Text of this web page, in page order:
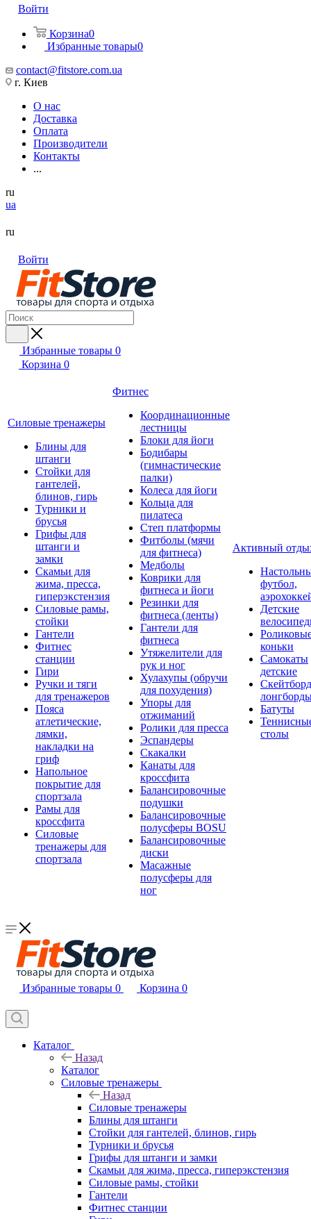
Войти
Корзина0
Избранные товары0
contact@fitstore.com.ua
г. Киев
О нас
Доставка
Оплата
Производители
Контакты
...
ru
ua
ru
Войти
Избранные товары 0
Корзина 0
Силовые тренажеры
Блины для
штанги
Стойки для
гантелей,
блинов, гирь
Турники и
брусья
Грифы для
штанги и
замки
Скамьи для
жима, пресса,
гиперэкстензия
Силовые рамы,
стойки
Гантели
Фитнес
станции
Гири
Ручки и тяги
для тренажеров
Пояса
атлетические,
лямки,
накладки на
гриф
Напольное
покрытие для
спортзала
Рамы для
кроссфита
Силовые
тренажеры для
спортзала
Фитнес
Координационные
лестницы
Блоки для йоги
Бодибары
(гимнастические
палки)
Колеса для йоги
Кольца для
пилатеса
Степ платформы
Фитболы (мячи
для фитнеса)
Медболы
Коврики для
фитнеса и йоги
Резинки для
фитнеса (ленты)
Гантели для
фитнеса
Утяжелители для
рук и ног
Хулахупы (обручи
для похудения)
Упоры для
отжиманий
Ролики для пресса
Эспандеры
Скакалки
Канаты для
кроссфита
Балансировочные
подушки
Балансировочные
полусферы BOSU
Балансировочные
диски
Масажные
полусферы для
ног
Активный
футбол,
Детские
коньки
Самокаты
детские
Батуты
столы
Избранные товары 0 Корзина 0
Каталог
Назад
Каталог
Силовые тренажеры
Назад
Силовые тренажеры
Блины для штанги
Стойки для гантелей, блинов, гирь
Турники и брусья
Грифы для штанги и замки
Скамьи для жима, пресса, гиперэкстензия
Силовые рамы, стойки
Гантели
Фитнес станции